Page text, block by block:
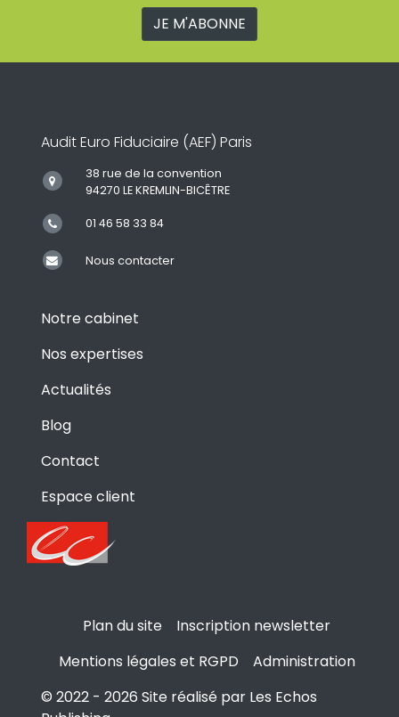
JE M'ABONNE
Audit Euro Fiduciaire (AEF) Paris
38 rue de la convention
94270 LE KREMLIN-BICÊTRE
01 46 58 33 84
Nous contacter
Notre cabinet
Nos expertises
Actualités
Blog
Contact
Espace client
Plan du site
Inscription newsletter
Mentions légales et RGPD
Administration
© 2022 - 2026 Site réalisé par Les Echos